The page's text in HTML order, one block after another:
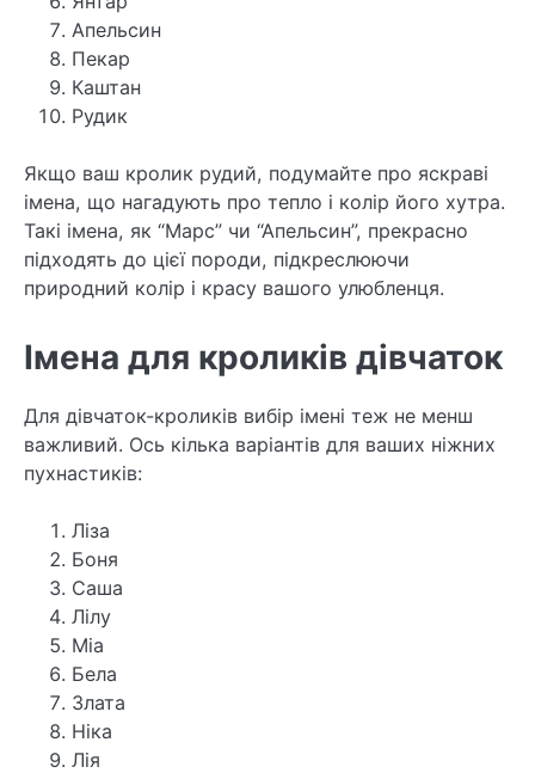
Апельсин
Пекар
Каштан
Рудик
Якщо ваш кролик рудий, подумайте про яскраві
імена, що нагадують про тепло і колір його хутра.
Такі імена, як “Марс” чи “Апельсин”, прекрасно
підходять до цієї породи, підкреслюючи
природний колір і красу вашого улюбленця.
Імена для кроликів дівчаток
Для дівчаток-кроликів вибір імені теж не менш
важливий. Ось кілька варіантів для ваших ніжних
пухнастиків:
Ліза
Боня
Саша
Лілу
Міа
Бела
Злата
Ніка
Лія